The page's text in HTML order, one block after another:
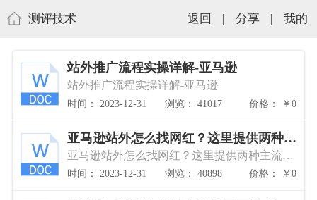
测评技术 返回 | 分享 | 我的
站外推广流程实操详解-亚马逊
站外推广流程实操详解-亚马逊
时间： 2023-12-31 浏览： 41017 价格： ￥0
亚马逊站外怎么找网红？这里提供两种主
流方式！
亚马逊站外怎么找网红？这里提供两种主流方
式！
时间： 2023-12-31 浏览： 40898 价格： ￥0